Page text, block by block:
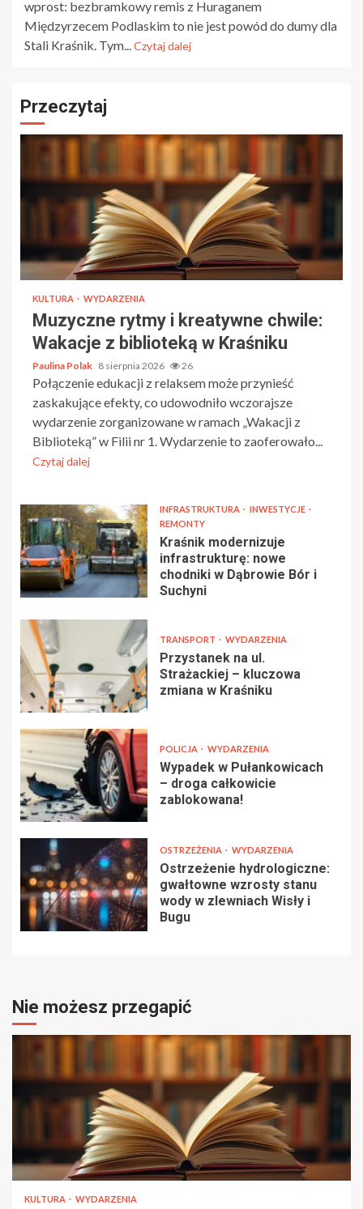
wprost: bezbramkowy remis z Huraganem
Międzyrzecem Podlaskim to nie jest powód do dumy dla
Stali Kraśnik. Tym...Czytaj dalej
Przeczytaj
KULTURA WYDARZENIA
Muzyczne rytmy i kreatywne chwile:
Wakacje z biblioteką w Kraśniku
Paulina Polak 8 sierpnia 2026 26
Połączenie edukacji z relaksem może przynieść
zaskakujące efekty, co udowodniło wczorajsze
wydarzenie zorganizowane w ramach „Wakacji z
Biblioteką” w Filii nr 1. Wydarzenie to zaoferowało...
Czytaj dalej
INFRASTRUKTURA
INWESTYCJE
REMONTY
Kraśnik modernizuje
infrastrukturę: nowe
chodniki w Dąbrowie Bór i
Suchyni
TRANSPORT WYDARZENIA
Przystanek na ul.
Strażackiej – kluczowa
zmiana w Kraśniku
POLICJA WYDARZENIA
Wypadek w Pułankowicach
– droga całkowicie
zablokowana!
OSTRZEŻENIA WYDARZENIA
Ostrzeżenie hydrologiczne:
gwałtowne wzrosty stanu
wody w zlewniach Wisły i
Bugu
Nie możesz przegapić
KULTURA WYDARZENIA